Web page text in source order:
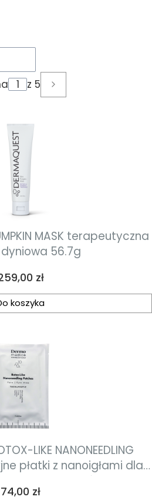
z 5 Następne produkty
MASK terapeutyczna
56.7g
zł
koszyka
płatki z nanoigłami dla
skóry
Cena
74,00 zł